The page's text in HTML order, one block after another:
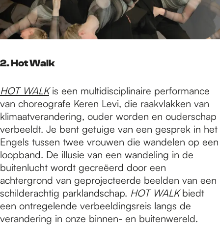
2. Hot Walk
HOT WALKis een multidisciplinaire performance
van choreografe Keren Levi, die raakvlakken van
klimaatverandering, ouder worden en ouderschap
verbeeldt. Je bent getuige van een gesprek in het
Engels tussen twee vrouwen die wandelen op een
loopband. De illusie van een wandeling in de
buitenlucht wordt gecreëerd door een
achtergrond van geprojecteerde beelden van een
schilderachtig parklandschap. HOT WALKbiedt
een ontregelende verbeeldingsreis langs de
verandering in onze binnen- en buitenwereld.